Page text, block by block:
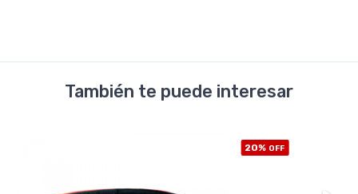
También te puede interesar
20% OFF